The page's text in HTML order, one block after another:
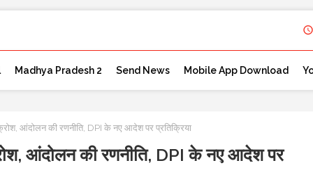
Madhya Pradesh 2 Send News Mobile App Download
आंदोलन की रणनीति, DPI के नए आदेश पर प्रतिक्रिया
आंदोलन की रणनीति, DPI के नए आदेश पर